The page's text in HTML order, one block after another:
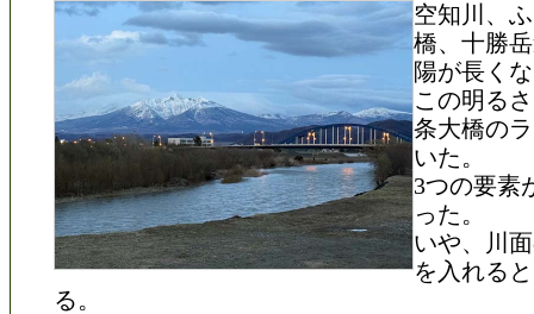
空知川、
橋、十勝
陽が長く
この明る
条大橋の
いた。
3つの要素
った。
いや、川
を入れる
る。